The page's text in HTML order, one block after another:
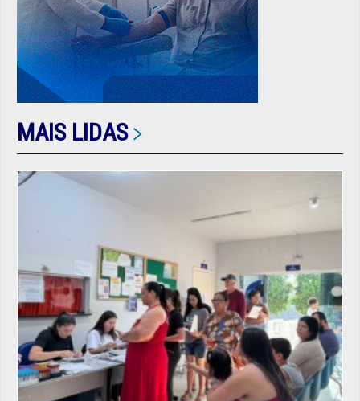
MAIS LIDAS